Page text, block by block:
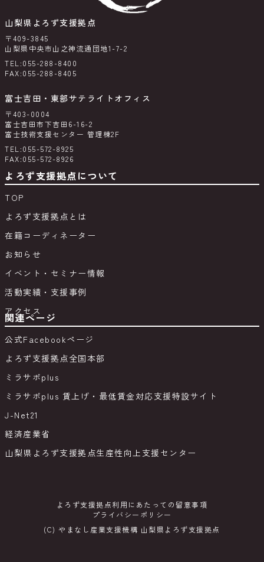
山梨県よろず支援拠点
〒409-3845
山梨県中央市山之神流通団地1-7-2
TEL:055-288-8400
FAX:055-288-8405
富士吉田・東部サテライトオフィス
〒403-0004
富士吉田市下吉田6-16-2
富士技術支援センター 管理棟2F
TEL:055-572-8925
FAX:055-572-8926
よろず支援拠点について
TOP
よろず支援拠点とは
在籍コーディネーター
お知らせ
イベント・セミナー情報
活動実績・支援事例
アクセス
関連ページ
公式Facebookページ
よろず支援拠点全国本部
ミラサポplus
ミラサポplus 賃上げ・最低賃金対応支援特設サイト
J-Net21
経済産業省
山梨県よろず支援拠点生産性向上支援センター
よろず支援拠点利用にあたっての留意事項
プライバシーポリシー
(C) やまなし産業支援機構 山梨県よろず支援拠点